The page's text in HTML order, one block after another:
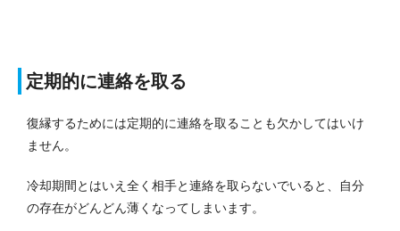
定期的に連絡を取る
復縁するためには定期的に連絡を取ることも欠かしてはいけ
ません。
冷却期間とはいえ全く相手と連絡を取らないでいると、自分
の存在がどんどん薄くなってしまいます。